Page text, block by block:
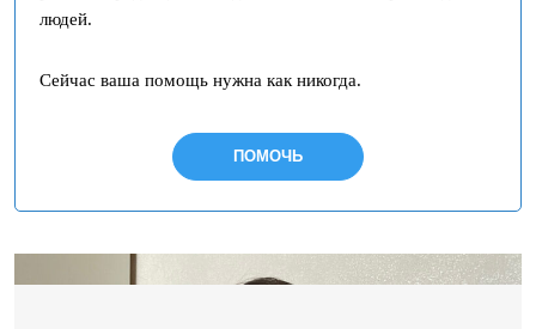
людей.
Сейчас ваша помощь нужна как никогда.
ПОМОЧЬ